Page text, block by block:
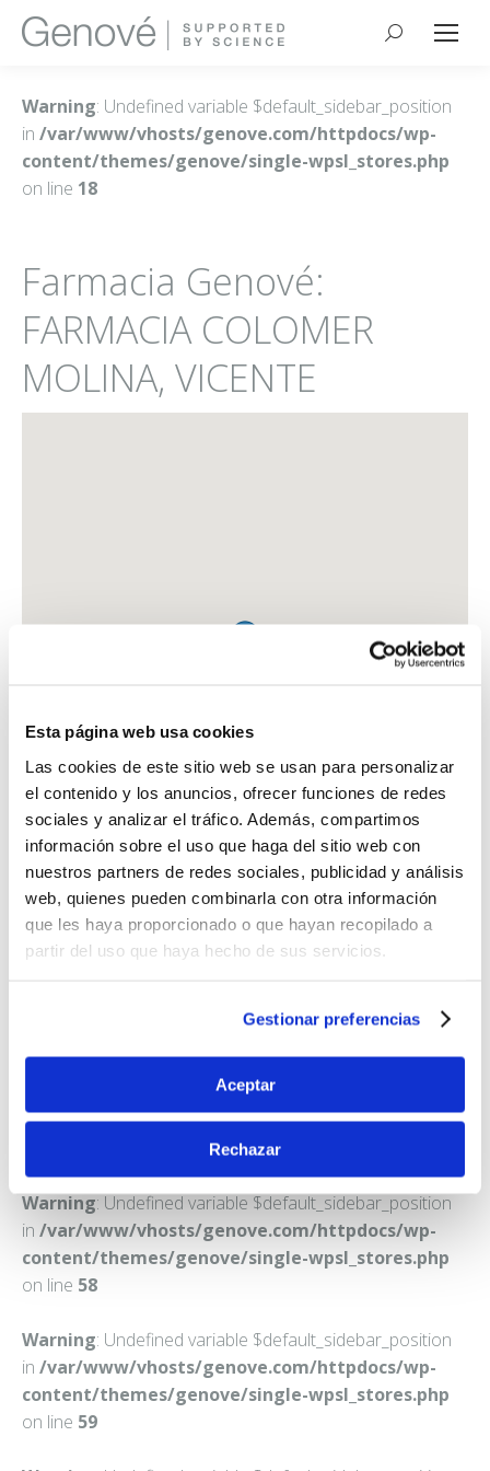
Esta página web usa cookies
Las cookies de este sitio web se usan para personalizar
el contenido y los anuncios, ofrecer funciones de redes
sociales y analizar el tráfico. Además, compartimos
información sobre el uso que haga del sitio web con
nuestros partners de redes sociales, publicidad y análisis
web, quienes pueden combinarla con otra información
que les haya proporcionado o que hayan recopilado a
partir del uso que haya hecho de sus servicios.
Gestionar preferencias
Aceptar
Rechazar
Buscar:
Warning: Undefined variable $default_sidebar_position
in /var/www/vhosts/genove.com/httpdocs/wp-
content/themes/genove/single-wpsl_stores.php
on line 18
Farmacia Genové:
FARMACIA COLOMER
MOLINA, VICENTE
FARMACIA COLOMER MOLINA, VICENTE
AV. DE SANT JOAN DE RIBERA, 12
Warning: Undefined variable $default_sidebar_position
in /var/www/vhosts/genove.com/httpdocs/wp-
content/themes/genove/single-wpsl_stores.php
on line 58
Warning: Undefined variable $default_sidebar_position
in /var/www/vhosts/genove.com/httpdocs/wp-
content/themes/genove/single-wpsl_stores.php
on line 59